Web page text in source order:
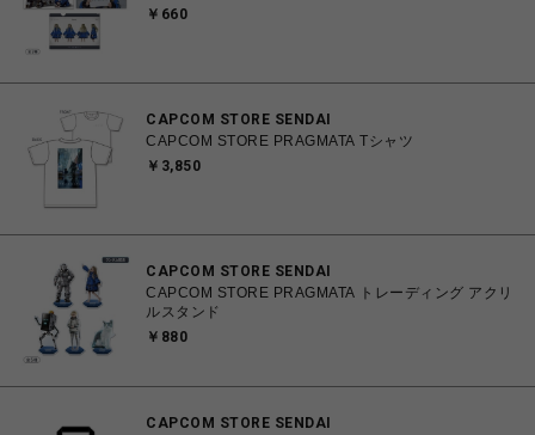
￥660
CAPCOM STORE SENDAI
CAPCOM STORE PRAGMATA Tシャツ
￥3,850
CAPCOM STORE SENDAI
CAPCOM STORE PRAGMATA トレーディング アクリ
ルスタンド
￥880
CAPCOM STORE SENDAI